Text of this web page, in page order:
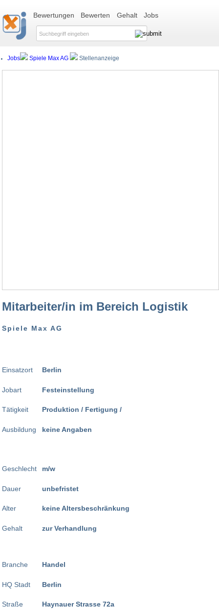
Bewertungen Bewerten Gehalt Jobs
Jobs Spiele Max AG Stellenanzeige
Mitarbeiter/in im Bereich Logistik
Spiele Max AG
Einsatzort
Jobart
Tätigkeit
Ausbildung
Geschlecht
Dauer
Alter
Gehalt
Berlin
Festeinstellung
Produktion / Fertigung /
keine Angaben
m/w
unbefristet
keine Altersbeschränkung
zur Verhandlung
Branche
HQ Stadt
Straße
Handel
Berlin
Haynauer Strasse 72a